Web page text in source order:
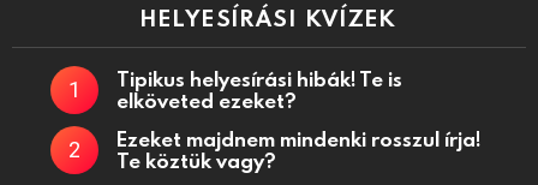
HELYESÍRÁSI KVÍZEK
Tipikus helyesírási hibák! Te is
elköveted ezeket?
Ezeket majdnem mindenki rosszul írja!
Te köztük vagy?